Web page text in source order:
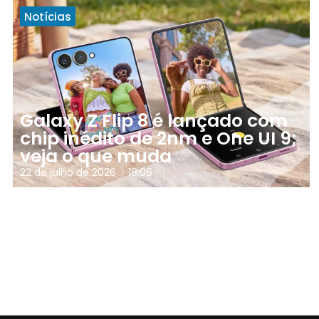
Notícias
Galaxy Z Flip 8 é lançado com
chip inédito de 2nm e One UI 9;
veja o que muda
22 de julho de 2026 18:06